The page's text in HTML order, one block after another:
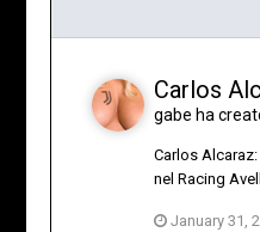
Carlos
gabe ha
Carlos
nel Racing
January 31,